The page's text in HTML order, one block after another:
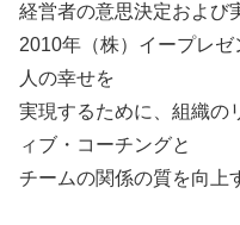
経営者の意思決定および
2010年（株）イープレ
人の幸せを
実現するために、組織の
ィブ・コーチングと
チームの関係の質を向上